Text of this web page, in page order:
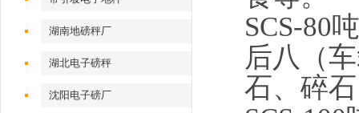
湖南地磅秤厂
湖北电子磅秤
沈阳电子磅厂
SCS-80
后八（
石、碎